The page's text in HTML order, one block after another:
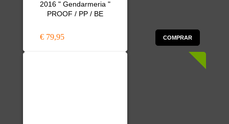
2016 " Gendarmeria "
PROOF / PP / BE
€ 79,95 COMPRAR